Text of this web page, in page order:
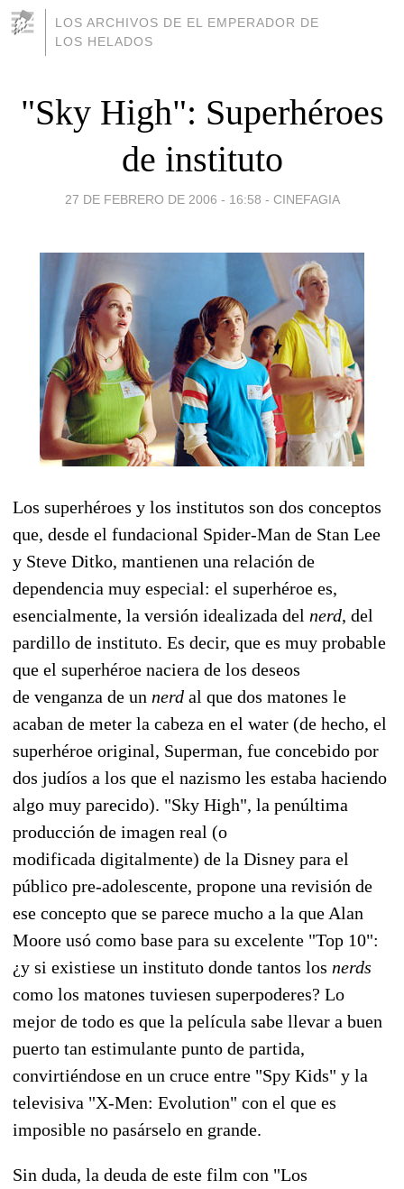
LOS ARCHIVOS DE EL EMPERADOR DE
LOS HELADOS
"Sky High": Superhéroes
de instituto
27 DE FEBRERO DE 2006 - 16:58 - CINEFAGIA
Los superhéroes y los institutos son dos conceptos
que, desde el fundacional Spider-Man de Stan Lee
y Steve Ditko, mantienen una relación de
dependencia muy especial: el superhéroe es,
esencialmente, la versión idealizada del nerd, del
pardillo de instituto. Es decir, que es muy probable
que el superhéroe naciera de los deseos
de venganza de un nerd al que dos matones le
acaban de meter la cabeza en el water (de hecho, el
superhéroe original, Superman, fue concebido por
dos judíos a los que el nazismo les estaba haciendo
algo muy parecido). "Sky High", la penúltima
producción de imagen real (o
modificada digitalmente) de la Disney para el
público pre-adolescente, propone una revisión de
ese concepto que se parece mucho a la que Alan
Moore usó como base para su excelente "Top 10":
¿y si existiese un instituto donde tantos los nerds
como los matones tuviesen superpoderes? Lo
mejor de todo es que la película sabe llevar a buen
puerto tan estimulante punto de partida,
convirtiéndose en un cruce entre "Spy Kids" y la
televisiva "X-Men: Evolution" con el que es
imposible no pasárselo en grande.
Sin duda, la deuda de este film con "Los